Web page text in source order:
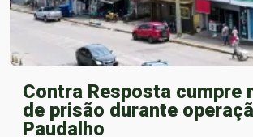
Contra Resposta cumpre
de prisão durante
Paudalho